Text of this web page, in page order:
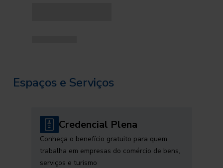
Espaços e Serviços
Credencial Plena
Conheça o benefício gratuito para quem
trabalha em empresas do comércio de bens,
serviços e turismo